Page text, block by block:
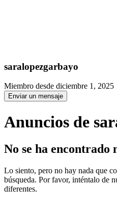
saralopezgarbayo
Miembro desde diciembre 1, 2025
Enviar un mensaje
Anuncios de
No se ha encontrado
Lo siento, pero no hay nada que
búsqueda. Por favor, inténtalo de
diferentes.